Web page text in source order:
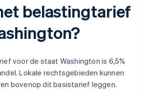
belastingtarief
voor de staat Washington is 6,5%
Lokale rechtsgebieden kunnen
bovenop dit basistarief leggen.